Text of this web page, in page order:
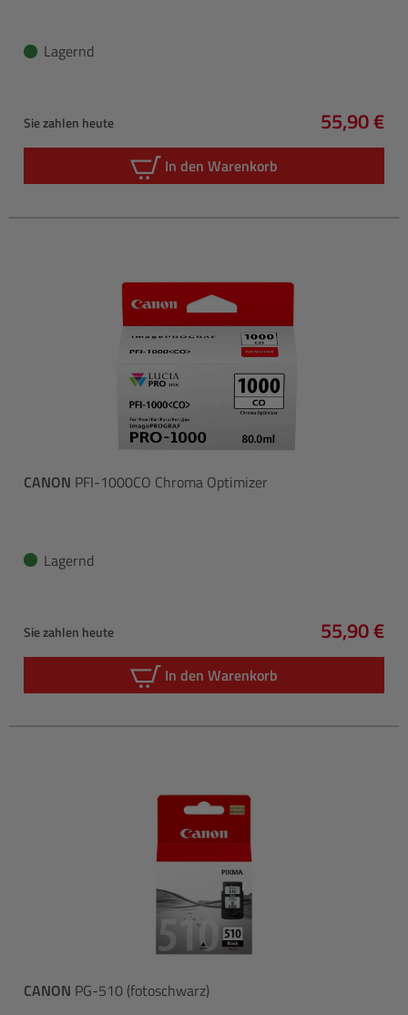
Lagernd
Sie zahlen heute 55,90 €
In den Warenkorb
CANON PFI-1000CO Chroma Optimizer
Lagernd
Sie zahlen heute 55,90 €
In den Warenkorb
CANON PG-510 (fotoschwarz)